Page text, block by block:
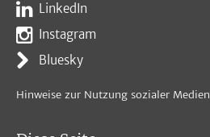
LinkedIn
Instagram
Bluesky
Hinweise zur Nutzung sozialer Medien